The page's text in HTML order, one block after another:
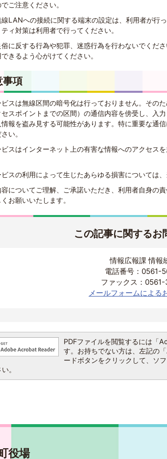
ご注意ください。
LANへの接続に関する端末の設定は、利用者が行
ィ対策は利用者で行ってください。
に反する行為や犯罪、迷惑行為を行わないでくだ
できるよう心がけてください。
事項
スは無線区間の暗号化は行っておりません。その
セスポイントまでの区間）の通信内容を傍受し、入
報を盗み見する可能性があります。特に重要な通
い。
スはインターネット上の有害な情報へのアクセス
スの利用によって生じたあらゆる損害については
容についてご理解、ご承諾いただき、利用者自身の
くお願いいたします。
この記事に関するお
情報広報課 情報
電話番号：0561-
ファックス：
メールフォームによる
PDFファイルを閲覧するには「
す。お持ちでない方は、左記の
ードボタンをクリックして、ソ
。
役場